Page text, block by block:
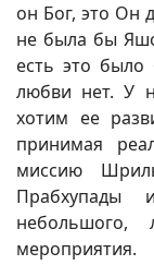
он Бог, это Он
не была бы
есть это было
любви нет. У
хотим ее
принимая
миссию
Прабхупады
небольшого,
мероприятия.